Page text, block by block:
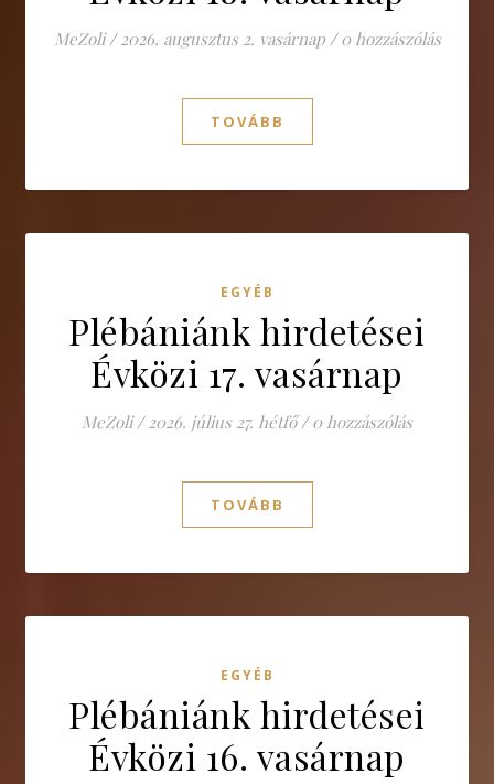
MeZoli / 2026. augusztus 2. vasárnap / 0 hozzászólás
TOVÁBB
EGYÉB
Plébániánk hirdetései
Évközi 17. vasárnap
MeZoli / 2026. július 27. hétfő / 0 hozzászólás
TOVÁBB
EGYÉB
Plébániánk hirdetései
Évközi 16. vasárnap